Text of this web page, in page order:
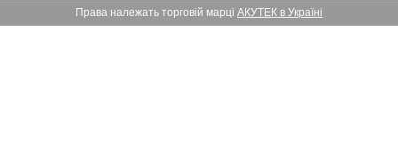
Права належать торговій марці АКУТЕК в Україні